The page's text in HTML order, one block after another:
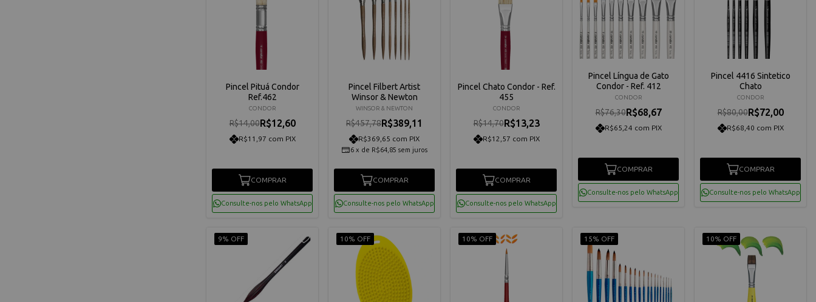
Pincel Pituá Condor
Ref.462
CONDOR
R$14,00R$12,60
R$11,97 com PIX
COMPRAR
Consulte-nos pelo WhatsApp
Pincel Filbert Artist
Winsor & Newton
WINSOR & NEWTON
R$457,78R$389,11
R$369,65 com PIX
6 x de R$64,85 sem juros
COMPRAR
Consulte-nos pelo WhatsApp
Pincel Chato Condor - Ref.
455
CONDOR
R$14,70R$13,23
R$12,57 com PIX
COMPRAR
Consulte-nos pelo WhatsApp
Pincel Língua de Gato
Condor - Ref. 412
CONDOR
R$76,30R$68,67
R$65,24 com PIX
COMPRAR
Consulte-nos pelo WhatsApp
Pincel 4416 Sintetico
Chato
CONDOR
R$80,00R$72,00
R$68,40 com PIX
COMPRAR
Consulte-nos pelo WhatsApp
9% OFF 10% OFF 10% OFF 15% OFF 10% OFF